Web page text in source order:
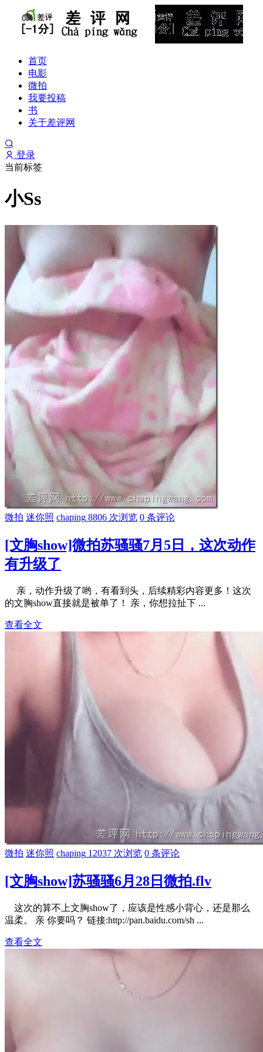
首页
电影
微拍
我要投稿
书
关于差评网
登录
当前标签
小Ss
微拍 迷你照 chaping 8806 次浏览 0 条评论
[文胸show]微拍苏骚骚7月5日，这次动作
有升级了
亲，动作升级了哟，有看到头，后续精彩内容更多！这次
的文胸show直接就是被单了！ 亲，你想拉扯下 ...
查看全文
微拍 迷你照 chaping 12037 次浏览 0 条评论
[文胸show]苏骚骚6月28日微拍.flv
这次的算不上文胸show了，应该是性感小背心，还是那么
温柔。 亲 你要吗？ 链接:http://pan.baidu.com/sh ...
查看全文